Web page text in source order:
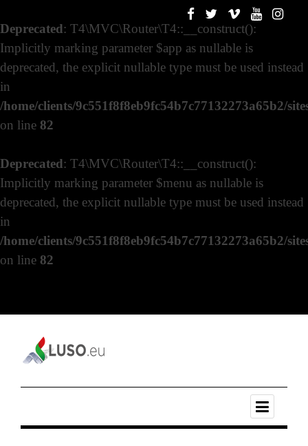
Deprecated: T4\MVC\Router\T4::__construct():
Implicitly marking parameter $app as nullable is
deprecated, the explicit nullable type must be used instead
in
/home/clients/9c551f8f8eb9fc54b7c77132273a65b2/
on line 82
Deprecated: T4\MVC\Router\T4::__construct():
Implicitly marking parameter $menu as nullable is
deprecated, the explicit nullable type must be used instead
in
/home/clients/9c551f8f8eb9fc54b7c77132273a65b2/
on line 82